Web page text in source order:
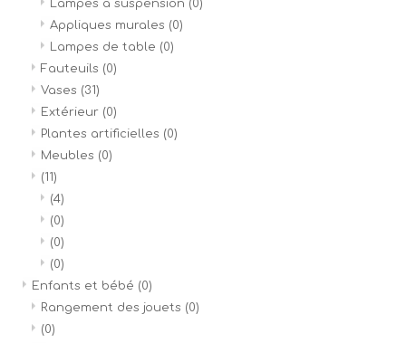
Lampes à suspension (0)
Appliques murales (0)
Lampes de table (0)
Fauteuils (0)
Vases (31)
Extérieur (0)
Plantes artificielles (0)
Meubles (0)
(11)
(4)
(0)
(0)
(0)
Enfants et bébé (0)
Rangement des jouets (0)
(0)